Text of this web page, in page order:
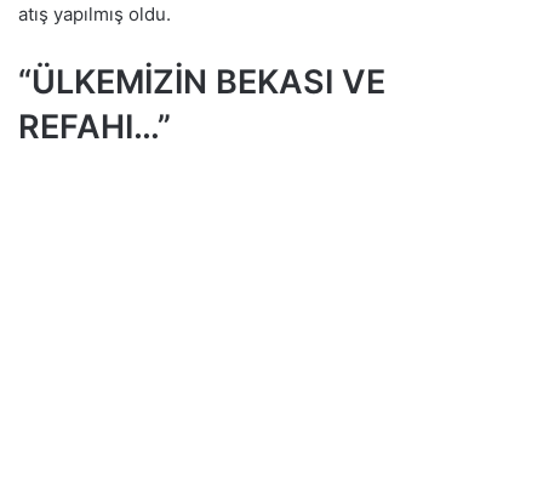
atış yapılmış oldu.
“ÜLKEMİZİN BEKASI VE
REFAHI…”